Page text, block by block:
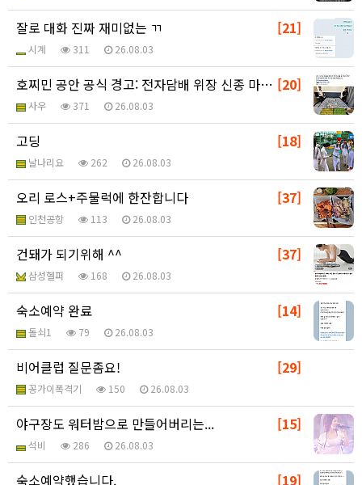
[21]
잘로 대화 진짜 재미없는 ㄲ
시계 311 26.08.03
[20]
호찌민 공안 공식 경고: 전자담배 위장 신종 마약 주의…
사우 371 26.08.03
[18]
고딩
날나리요 262 26.08.03
[37]
오리 로스+주물럭에 한잔합니다
인천공항 113 26.08.03
[37]
건돼가 되기위해 ^^
삼성헬퍼 168 26.08.03
[14]
숙소예약 완료
돌쇠1 79 26.08.03
[29]
비어클럽 질문좀요!
꽁가이폭격기 150 26.08.03
[15]
야구장도 워터밤으로 만들어버리는...
석비 286 26.08.03
[19]
숙소예약했습니다.